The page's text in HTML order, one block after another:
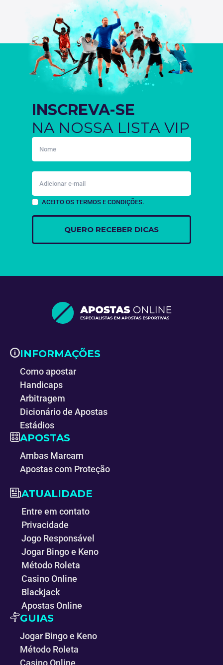
INSCREVA-SE
NA NOSSA LISTA VIP
ACEITO OS TERMOS E CONDIÇÕES.
INFORMAÇÕES
Como apostar
Handicaps
Arbitragem
Dicionário de Apostas
Estádios
APOSTAS
Ambas Marcam
Apostas com Proteção
ATUALIDADE
Entre em contato
Privacidade
Jogo Responsável
Jogar Bingo e Keno
Método Roleta
Casino Online
Blackjack
Apostas Online
GUIAS
Jogar Bingo e Keno
Método Roleta
Casino Online